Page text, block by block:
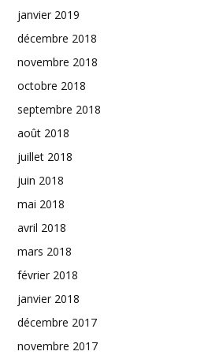
janvier 2019
décembre 2018
novembre 2018
octobre 2018
septembre 2018
août 2018
juillet 2018
juin 2018
mai 2018
avril 2018
mars 2018
février 2018
janvier 2018
décembre 2017
novembre 2017